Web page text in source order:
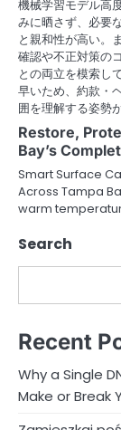
機械学習モデル高
みに晒さず、必要
と親和性が高い。
確認や不正対策の
との両立を模索し
早いため、約款・
囲を理解する姿勢
Restore,
Bay’s
Smart Surface
Across Tampa
warm
Search
Recent
Why a Single
Make or Break